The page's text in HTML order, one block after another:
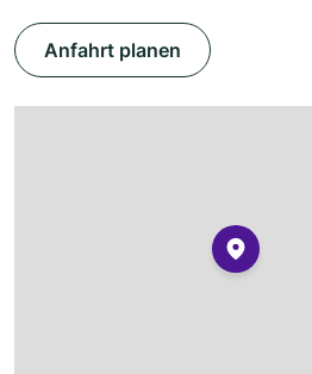
Anfahrt planen